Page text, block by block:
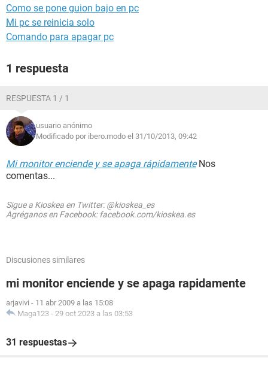
Como se pone guion bajo en pc
Mi pc se reinicia solo
Comando para apagar pc
1 respuesta
RESPUESTA 1 / 1
usuario anónimo
Modificado por ibero.modo el 31/10/2013, 09:42
Mi monitor enciende y se apaga rápidamente Nos
comentas...
Sigue a Kioskea en Twitter: @kioskea_es
Agréganos en Facebook: facebook.com/kioskea.es
Discusiones similares
mi monitor enciende y se apaga rapidamente
arjavivi - 11 abr 2009 a las 15:08
Maga123 - 29 oct 2023 a las 03:53
31 respuestas